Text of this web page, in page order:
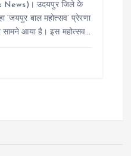
News)। उदयपुर जिले के
‘जयपुर बाल महोत्सव’ प्रेरणा
आया है। इस महोत्सव…